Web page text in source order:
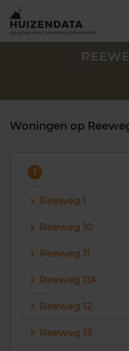
088 220 4200
Maandag t/m vrijdag -
Woningen op
1
Reeweg 1
Reeweg 10
Reeweg 11
Reeweg 11A
Reeweg 12
Reeweg 13